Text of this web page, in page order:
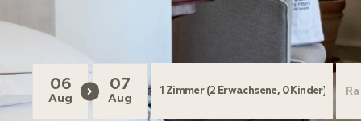
06
Aug
07
Aug